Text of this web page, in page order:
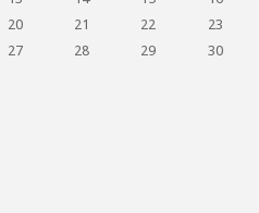
20 21 22
23
27 28 29
30